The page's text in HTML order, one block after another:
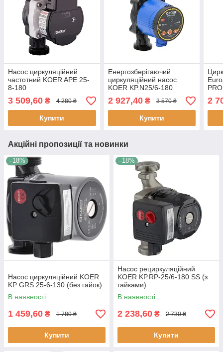
Насос циркуляційний
частотний KOER APE 25-
8-180
3 509,60 ₴ 4 280 ₴
Купити
Енергозберігаючий
циркуляційний насос
KOER KP.N25/6-180
2 927,40₴ 3 570 ₴
Купити
2
Акційні пропозиції та новинки
–18%
Насос циркуляційний KOER
KP GRS 25-6-130 (без гайок)
В наявності
1 459,60 ₴ 1 780 ₴
Купити
–18%
Насос рециркуляційний
KOER KP.RP-25/6-180 SS (з
гайками)
В наявності
2 238,60 ₴ 2 730 ₴
Купити